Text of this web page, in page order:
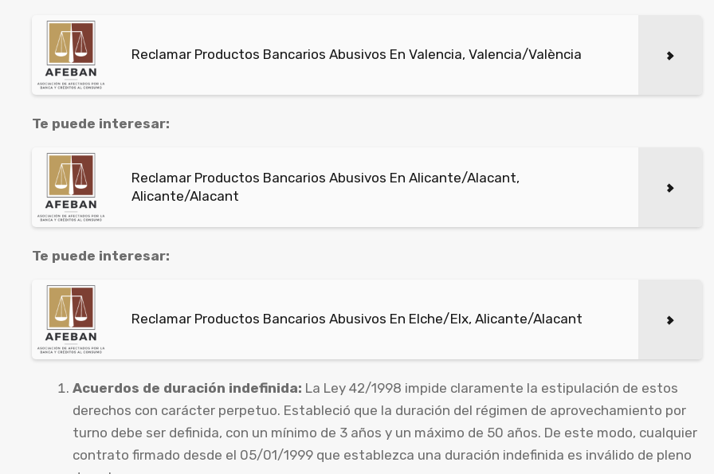
Reclamar Productos Bancarios Abusivos En Valencia, Valencia/València
Te puede interesar:
Reclamar Productos Bancarios Abusivos En Alicante/Alacant,
Alicante/Alacant
Te puede interesar:
Reclamar Productos Bancarios Abusivos En Elche/Elx, Alicante/Alacant
Acuerdos de duración indefinida: La Ley 42/1998 impide claramente la estipulación de estos
derechos con carácter perpetuo. Estableció que la duración del régimen de aprovechamiento por
turno debe ser definida, con un mínimo de 3 años y un máximo de 50 años. De este modo, cualquier
contrato firmado desde el 05/01/1999 que establezca una duración indefinida es inválido de pleno